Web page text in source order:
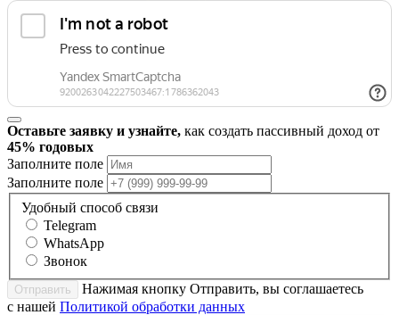
Оставьте заявку и узнайте, как создать пассивный доход от
45% годовых
Заполните поле
Заполните поле
Удобный способ связи
Telegram
WhatsApp
Звонок
Отправить
Нажимая кнопку Отправить, вы соглашаетесь
с нашей Политикой обработки данных